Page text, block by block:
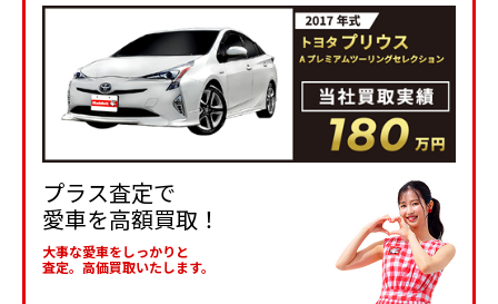
プラス査定で
愛車を高額買取！
大事な愛車をしっかりと
査定。高価買取いたします。